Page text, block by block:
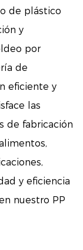
de plástico
y
por
de
eficiente y
las
de fabricación
y eficiencia
nuestro PP